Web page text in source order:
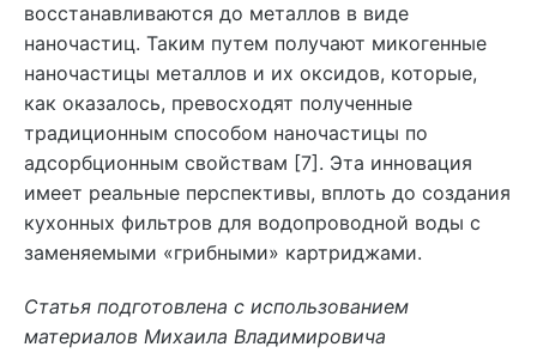
восстанавливаются до металлов в виде
наночастиц. Таким путем получают микогенные
наночастицы металлов и их оксидов, которые,
как оказалось, превосходят полученные
традиционным способом наночастицы по
адсорбционным свойствам [7]. Эта инновация
имеет реальные перспективы, вплоть до создания
кухонных фильтров для водопроводной воды с
заменяемыми «грибными» картриджами.
Статья подготовлена с использованием
материалов Михаила Владимировича